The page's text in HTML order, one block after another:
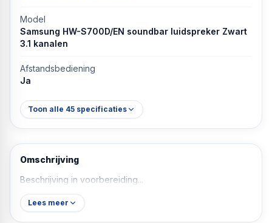
Model
Samsung HW-S700D/EN soundbar luidspreker Zwart
3.1 kanalen
Afstandsbediening
Ja
Toon alle 45 specificaties
Omschrijving
Beschrijving in voorbereiding...
Lees meer